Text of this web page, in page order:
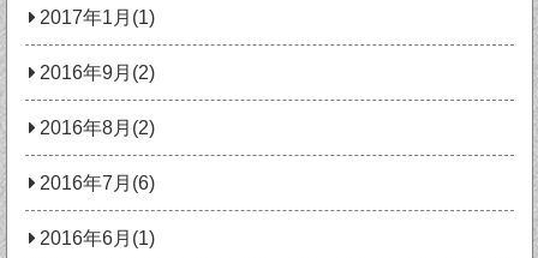
2017年1月(1)
2016年9月(2)
2016年8月(2)
2016年7月(6)
2016年6月(1)